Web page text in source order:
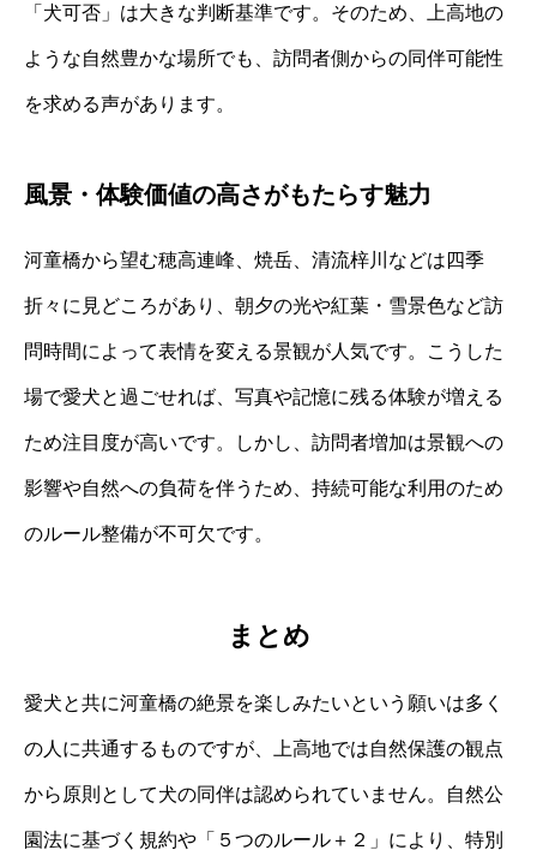
「犬可否」は大きな判断基準です。そのため、上高地の
ような自然豊かな場所でも、訪問者側からの同伴可能性
を求める声があります。
風景・体験価値の高さがもたらす魅力
河童橋から望む穂高連峰、焼岳、清流梓川などは四季
折々に見どころがあり、朝夕の光や紅葉・雪景色など訪
問時間によって表情を変える景観が人気です。こうした
場で愛犬と過ごせれば、写真や記憶に残る体験が増える
ため注目度が高いです。しかし、訪問者増加は景観への
影響や自然への負荷を伴うため、持続可能な利用のため
のルール整備が不可欠です。
まとめ
愛犬と共に河童橋の絶景を楽しみたいという願いは多く
の人に共通するものですが、上高地では自然保護の観点
から原則として犬の同伴は認められていません。自然公
園法に基づく規約や「５つのルール＋２」により、特別